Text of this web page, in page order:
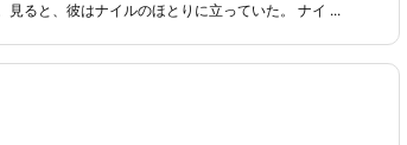
見ると、彼はナイルのほとりに立っていた。 ナイ ...